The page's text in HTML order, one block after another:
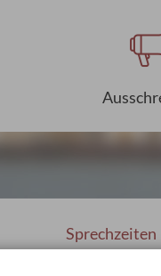
Sprechzeiten